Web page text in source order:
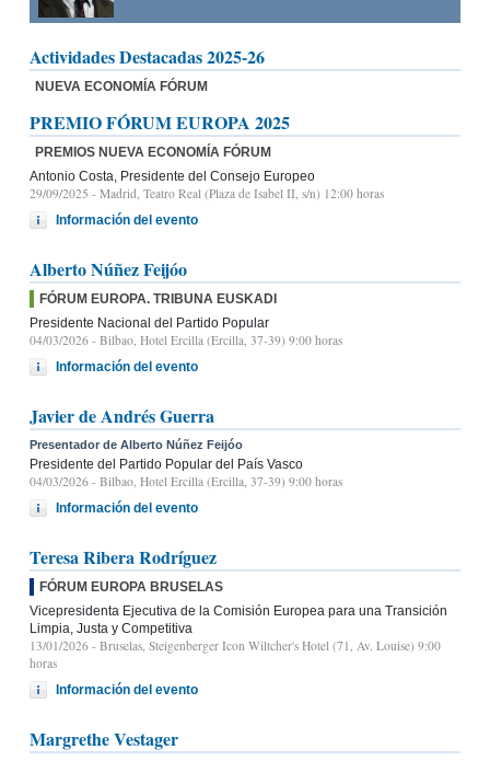
Actividades Destacadas 2025-26
NUEVA ECONOMÍA FÓRUM
PREMIO FÓRUM EUROPA 2025
PREMIOS NUEVA ECONOMÍA FÓRUM
Antonio Costa, Presidente del Consejo Europeo
29/09/2025 - Madrid, Teatro Real (Plaza de Isabel II, s/n) 12:00 horas
Información del evento
Alberto Núñez Feijóo
FÓRUM EUROPA. TRIBUNA EUSKADI
Presidente Nacional del Partido Popular
04/03/2026 - Bilbao, Hotel Ercilla (Ercilla, 37-39) 9:00 horas
Información del evento
Javier de Andrés Guerra
Presentador de Alberto Núñez Feijóo
Presidente del Partido Popular del País Vasco
04/03/2026 - Bilbao, Hotel Ercilla (Ercilla, 37-39) 9:00 horas
Información del evento
Teresa Ribera Rodríguez
FÓRUM EUROPA BRUSELAS
Vicepresidenta Ejecutiva de la Comisión Europea para una Transición
Limpia, Justa y Competitiva
13/01/2026 - Bruselas, Steigenberger Icon Wiltcher's Hotel (71, Av. Louise) 9:00
horas
Información del evento
Margrethe Vestager